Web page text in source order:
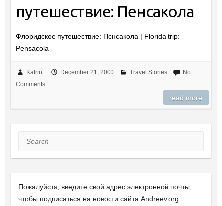
путешествие: Пенсакола
Флоридское путешествие: Пенсакола | Florida trip:
Pensacola
Katrin December 21, 2000 Travel Stories
No
Comments
read more
Search
Пожалуйста, введите свой ​​адрес электронной почты,
чтобы подписаться на новости сайта Andreev.org